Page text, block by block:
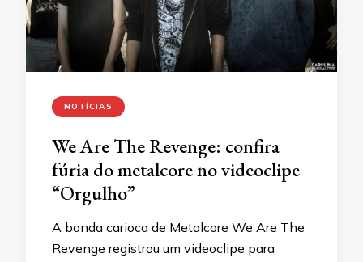
NOTÍCIAS
We Are The Revenge: confira
fúria do metalcore no videoclipe
“Orgulho”
A banda carioca de Metalcore We Are The
Revenge registrou um videoclipe para